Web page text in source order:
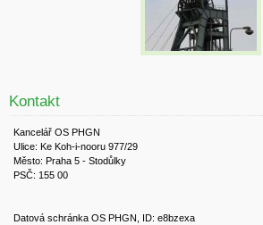
Kontakt
Kancelář OS PHGN
Ulice: Ke Koh-i-nooru 977/29
Město: Praha 5 - Stodůlky
PSČ: 155 00
Datová schránka OS PHGN, ID: e8bzexa